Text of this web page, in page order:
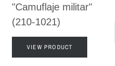
"Camuflaje militar"
(210-1021)
VIEW PRODUCT